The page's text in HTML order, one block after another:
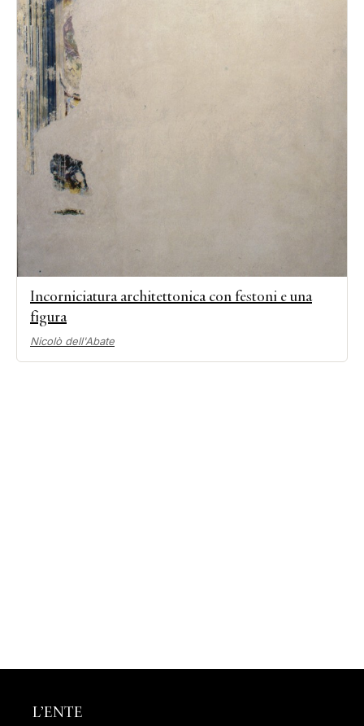
Incorniciatura architettonica con festoni e una
figura
Nicolò dell'Abate
L’ENTE